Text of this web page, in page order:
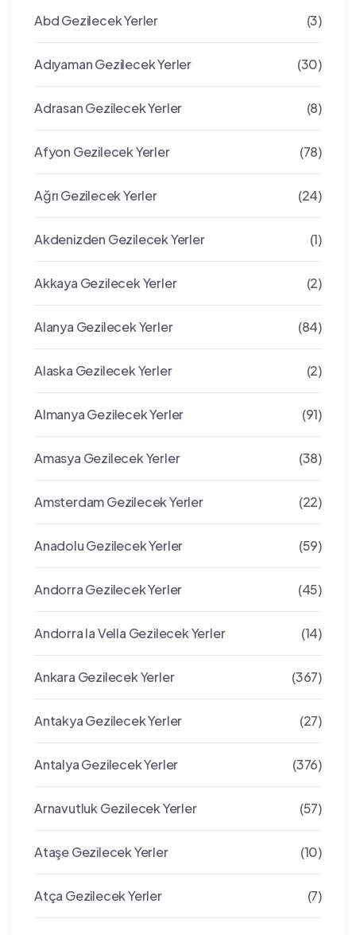
Abd Gezilecek Yerler (3)
Adıyaman Gezilecek Yerler (30)
Adrasan Gezilecek Yerler (8)
Afyon Gezilecek Yerler (78)
Ağrı Gezilecek Yerler (24)
Akdenizden Gezilecek Yerler (1)
Akkaya Gezilecek Yerler (2)
Alanya Gezilecek Yerler (84)
Alaska Gezilecek Yerler (2)
Almanya Gezilecek Yerler (91)
Amasya Gezilecek Yerler (38)
Amsterdam Gezilecek Yerler (22)
Anadolu Gezilecek Yerler (59)
Andorra Gezilecek Yerler (45)
Andorra la Vella Gezilecek Yerler (14)
Ankara Gezilecek Yerler (367)
Antakya Gezilecek Yerler (27)
Antalya Gezilecek Yerler (376)
Arnavutluk Gezilecek Yerler (57)
Ataşe Gezilecek Yerler (10)
Atça Gezilecek Yerler (7)